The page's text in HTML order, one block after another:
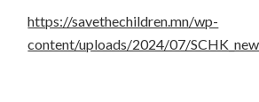
https://savethechildren.mn/wp-
content/uploads/2024/07/